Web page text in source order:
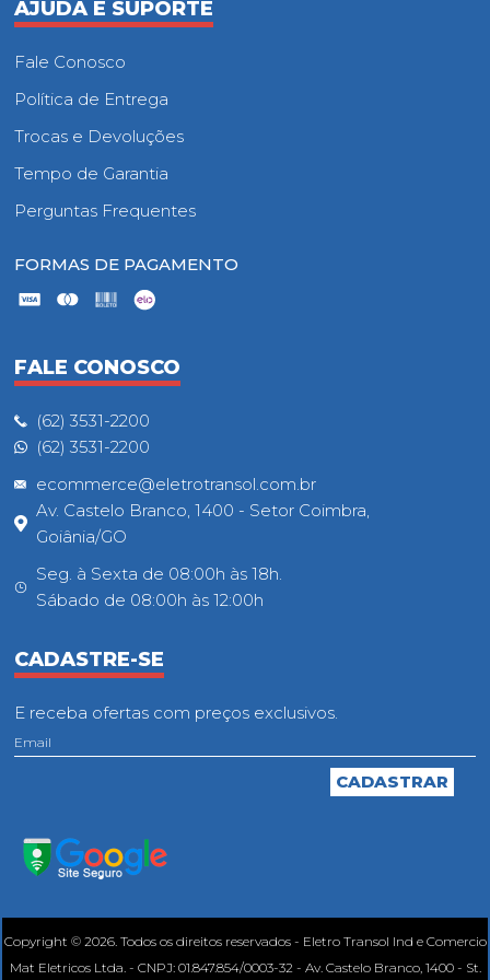
AJUDA E SUPORTE
Fale Conosco
Política de Entrega
Trocas e Devoluções
Tempo de Garantia
Perguntas Frequentes
FORMAS DE PAGAMENTO
FALE CONOSCO
(62) 3531-2200
(62) 3531-2200
ecommerce@eletrotransol.com.br
Av. Castelo Branco, 1400 - Setor Coimbra,
Goiânia/GO
Seg. à Sexta de 08:00h às 18h.
Sábado de 08:00h às 12:00h
CADASTRE-SE
E receba ofertas com preços exclusivos.
Copyright © 2026. Todos os direitos reservados - Eletro Transol Ind e Comercio
Mat Eletricos Ltda. - CNPJ: 01.847.854/0003-32 - Av. Castelo Branco, 1400 - St.